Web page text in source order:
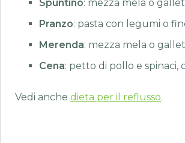
Spuntino: mezza mela o
Pranzo: pasta con legumi o
Merenda: mezza mela o
Cena: petto di pollo e spinaci,
Vedi anche dieta per il reflusso.